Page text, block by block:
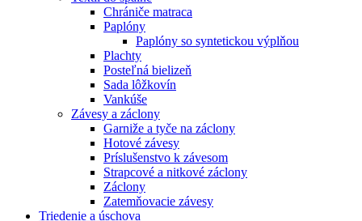
Chrániče matraca
Paplóny
Paplóny so syntetickou výplňou
Plachty
Posteľná bielizeň
Sada lôžkovín
Vankúše
Závesy a záclony
Garniže a tyče na záclony
Hotové závesy
Príslušenstvo k závesom
Strapcové a nitkové záclony
Záclony
Zatemňovacie závesy
Triedenie a úschova